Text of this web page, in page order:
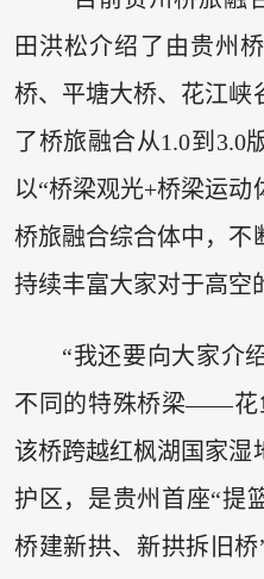
田洪松介绍了由贵州
桥、平塘大桥、花江峡
了桥旅融合从1.0到3.0
以“桥梁观光+桥梁运动
桥旅融合综合体中，不
持续丰富大家对于高空
“我还要向大家介
不同的特殊桥梁——花
该桥跨越红枫湖国家湿
护区，是贵州首座“提
桥建新拱、新拱拆旧